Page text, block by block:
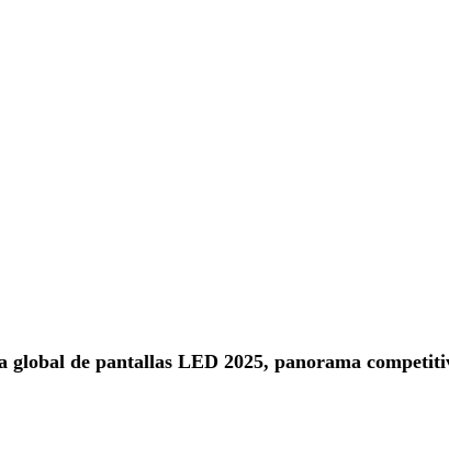
de pantallas LED 2025, panorama